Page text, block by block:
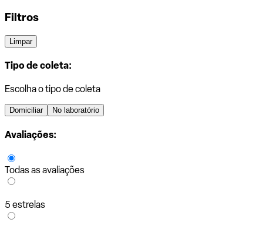
Filtros
Limpar
Tipo de coleta:
Escolha o tipo de coleta
Domiciliar No laboratório
Avaliações:
Todas as avaliações
5 estrelas